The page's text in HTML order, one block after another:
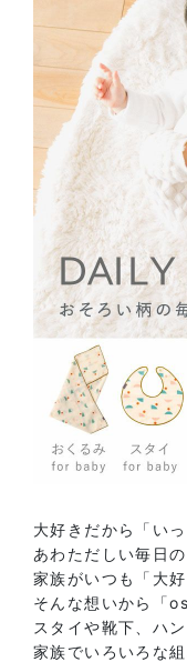
大好きだから「い
あわただしい毎日
家族がいつも「大
そんな想いから「
スタイや靴下、ハ
家族でいろいろな